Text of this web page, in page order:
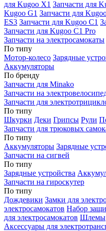
для Kugoo X1 Запчасти для
Kugoo G1 Запчасти для
ES3 Запчасти для Kugoo C1
Запчасти для Kugoo C1 Pro
Запчасти на электросамокаты
По типу
Мотор-колесо Зарядные
Аккумуляторы
По бренду
Запчасти для Minako
Запчасти на
Запчасти для
По типу
Шкурки Деки Грипсы Рули
Запчасти для трюковых
По типу
Аккумуляторы Зарядные
Запчасти на сигвей
По типу
Зарядные устройства
Запчасти на гироскутер
По типу
Дождевики Замки для
электросамокатов Набор
для электросамокатов Шлемы
Аксессуары для